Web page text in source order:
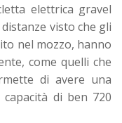
elettrica gravel
visto che gli
nel mozzo, hanno
come quelli che
di avere una
di ben 720